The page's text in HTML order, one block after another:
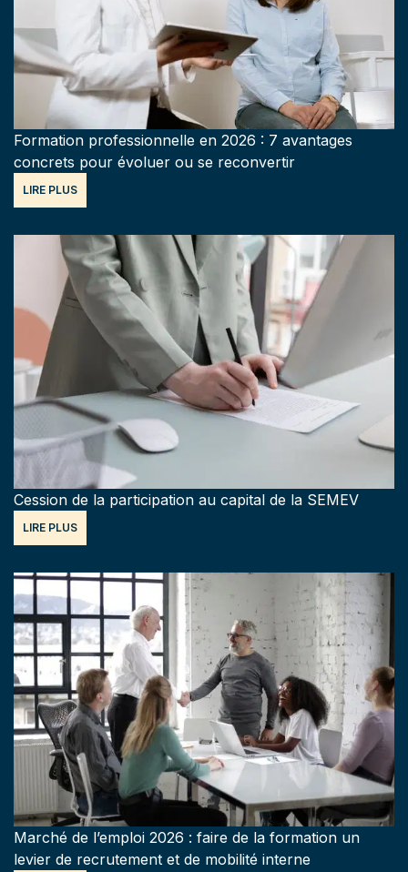
Formation professionnelle en 2026 : 7 avantages
concrets pour évoluer ou se reconvertir
LIRE PLUS
Cession de la participation au capital de la SEMEV
LIRE PLUS
Marché de l’emploi 2026 : faire de la formation un
levier de recrutement et de mobilité interne